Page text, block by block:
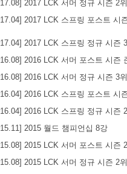
2017 LCK 서머 정규 시즌 2위
2017 LCK 스프링 포스트 시
2017 LCK 스프링 정규 시즌
2016 LCK 서머 포스트 시즌
2016 LCK 서머 정규 시즌 3위
2016 LCK 스프링 포스트 시
2016 LCK 스프링 정규 시즌
2015 월드 챔피언십 8강
2015 LCK 서머 포스트 시즌
2015 LCK 서머 정규 시즌 2위